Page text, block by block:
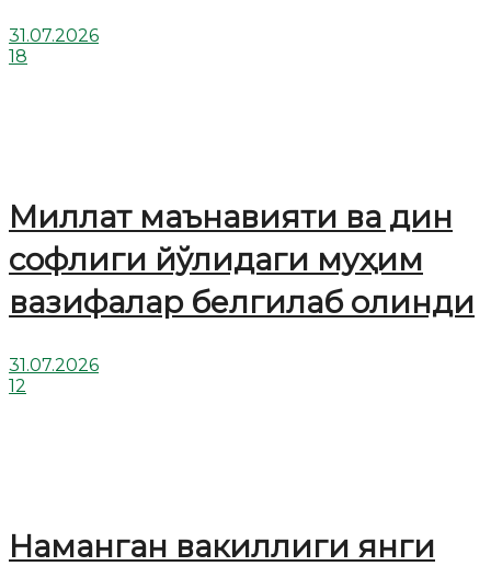
31.07.2026
18
Миллат маънавияти ва дин
софлиги йўлидаги муҳим
вазифалар белгилаб олинди
31.07.2026
12
Наманган вакиллиги янги